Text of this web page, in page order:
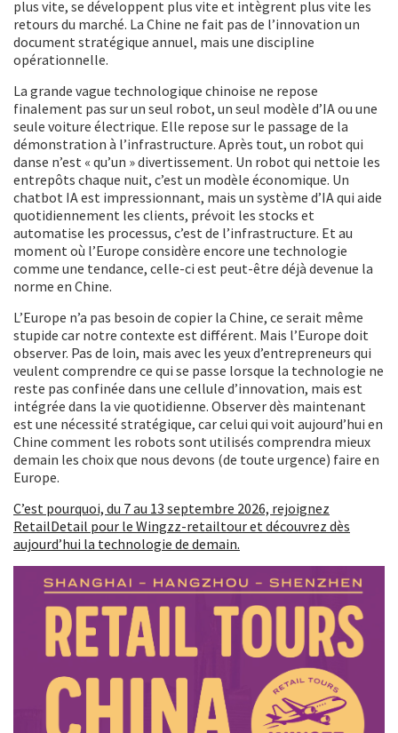
plus vite, se développent plus vite et intègrent plus vite les
retours du marché. La Chine ne fait pas de l’innovation un
document stratégique annuel, mais une discipline
opérationnelle.
La grande vague technologique chinoise ne repose
finalement pas sur un seul robot, un seul modèle d’IA ou une
seule voiture électrique. Elle repose sur le passage de la
démonstration à l’infrastructure. Après tout, un robot qui
danse n’est « qu’un » divertissement. Un robot qui nettoie les
entrepôts chaque nuit, c’est un modèle économique. Un
chatbot IA est impressionnant, mais un système d’IA qui aide
quotidiennement les clients, prévoit les stocks et
automatise les processus, c’est de l’infrastructure. Et au
moment où l’Europe considère encore une technologie
comme une tendance, celle-ci est peut-être déjà devenue la
norme en Chine.
L’Europe n’a pas besoin de copier la Chine, ce serait même
stupide car notre contexte est différent. Mais l’Europe doit
observer. Pas de loin, mais avec les yeux d’entrepreneurs qui
veulent comprendre ce qui se passe lorsque la technologie ne
reste pas confinée dans une cellule d’innovation, mais est
intégrée dans la vie quotidienne. Observer dès maintenant
est une nécessité stratégique, car celui qui voit aujourd’hui en
Chine comment les robots sont utilisés comprendra mieux
demain les choix que nous devons (de toute urgence) faire en
Europe.
C’est pourquoi, du 7 au 13 septembre 2026, rejoignez
RetailDetail pour le Wingzz-retailtour et découvrez dès
aujourd’hui la technologie de demain.